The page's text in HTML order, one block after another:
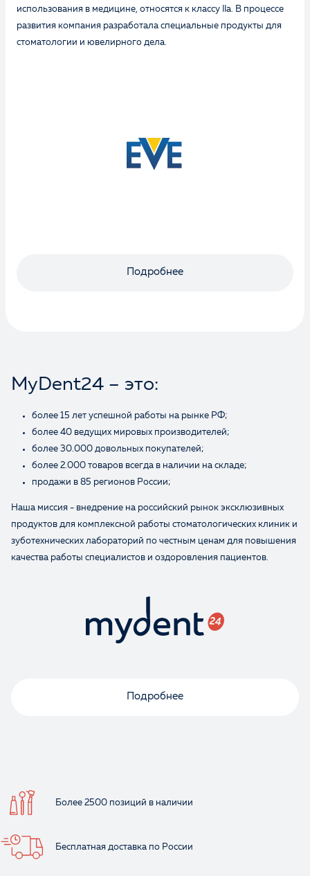
использования в медицине, относятся к классу IIa. В процессе
развития компания разработала специальные продукты для
стоматологии и ювелирного дела.
Подробнее
MyDent24 – это:
более 15 лет успешной работы на рынке РФ;
более 40 ведущих мировых производителей;
более 30.000 довольных покупателей;
более 2.000 товаров всегда в наличии на складе;
продажи в 85 регионов России;
Наша миссия - внедрение на российский рынок эксклюзивных
продуктов для комплексной работы стоматологических клиник и
зуботехнических лабораторий по честным ценам для повышения
качества работы специалистов и оздоровления пациентов.
Подробнее
Более 2500 позиций в наличии
Бесплатная доставка по России